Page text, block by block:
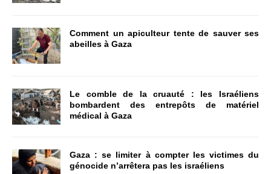
Comment un apiculteur tente de sauver ses
abeilles à Gaza
Le comble de la cruauté : les Israéliens
bombardent des entrepôts de matériel
médical à Gaza
Gaza : se limiter à compter les victimes du
génocide n’arrêtera pas les israéliens